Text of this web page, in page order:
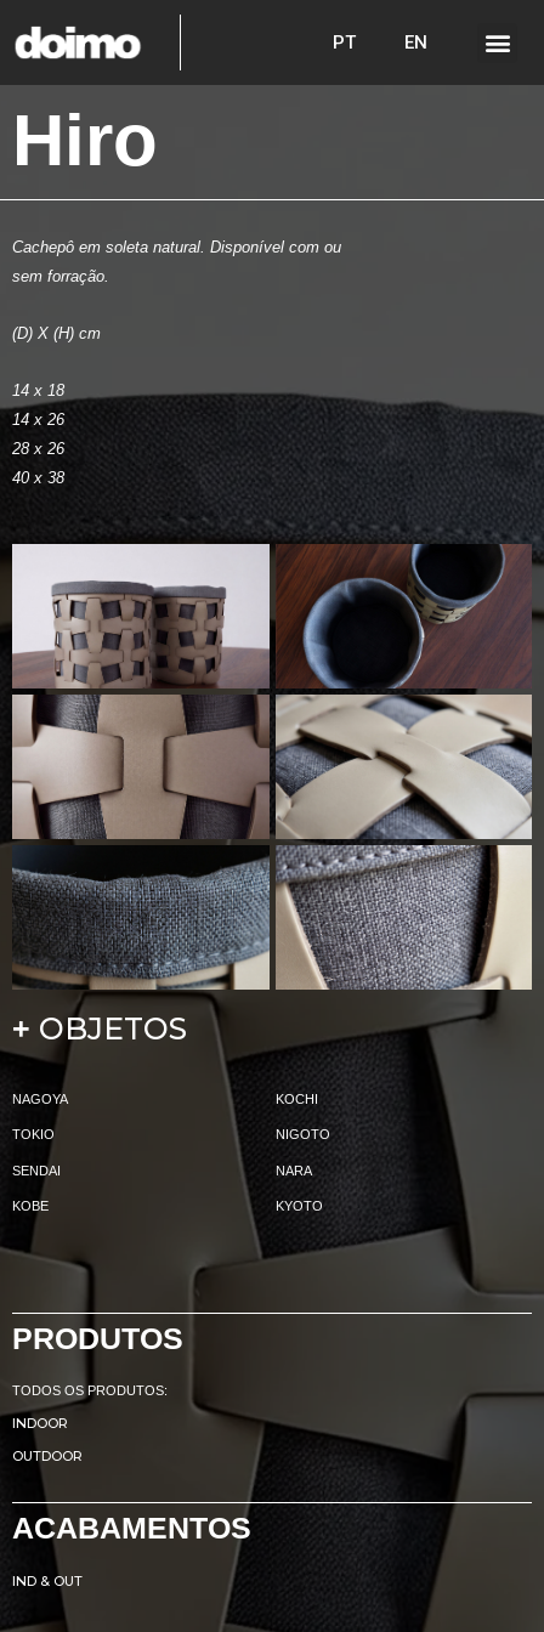
PT EN
Hiro
Cachepô em soleta natural. Disponível com ou
sem forração.
(D) X (H) cm
14 x 18
14 x 26
28 x 26
40 x 38
+ OBJETOS
NAGOYA KOCHI
TOKIO NIGOTO
SENDAI NARA
KOBE KYOTO
PRODUTOS
TODOS OS PRODUTOS:
INDOOR
OUTDOOR
ACABAMENTOS
IND & OUT